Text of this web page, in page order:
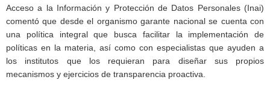
Acceso a la Información y Protección de Datos Personales (Inai)
comentó que desde el organismo garante nacional se cuenta con
una política integral que busca facilitar la implementación de
políticas en la materia, así como con especialistas que ayuden a
los institutos que los requieran para diseñar sus propios
mecanismos y ejercicios de transparencia proactiva.